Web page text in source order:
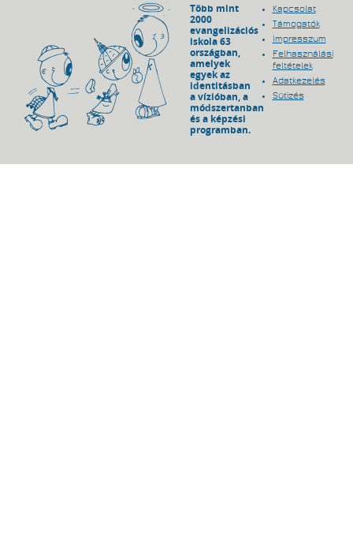
Több mint
2000
evangelizációs
iskola 63
országban,
amelyek
egyek az
identitásban
a vízióban, a
módszertanban
és a képzési
programban.
Kapcsolat
Támogatók
Impresszum
Felhasználási
feltételek
Adatkezelés
Sütizés